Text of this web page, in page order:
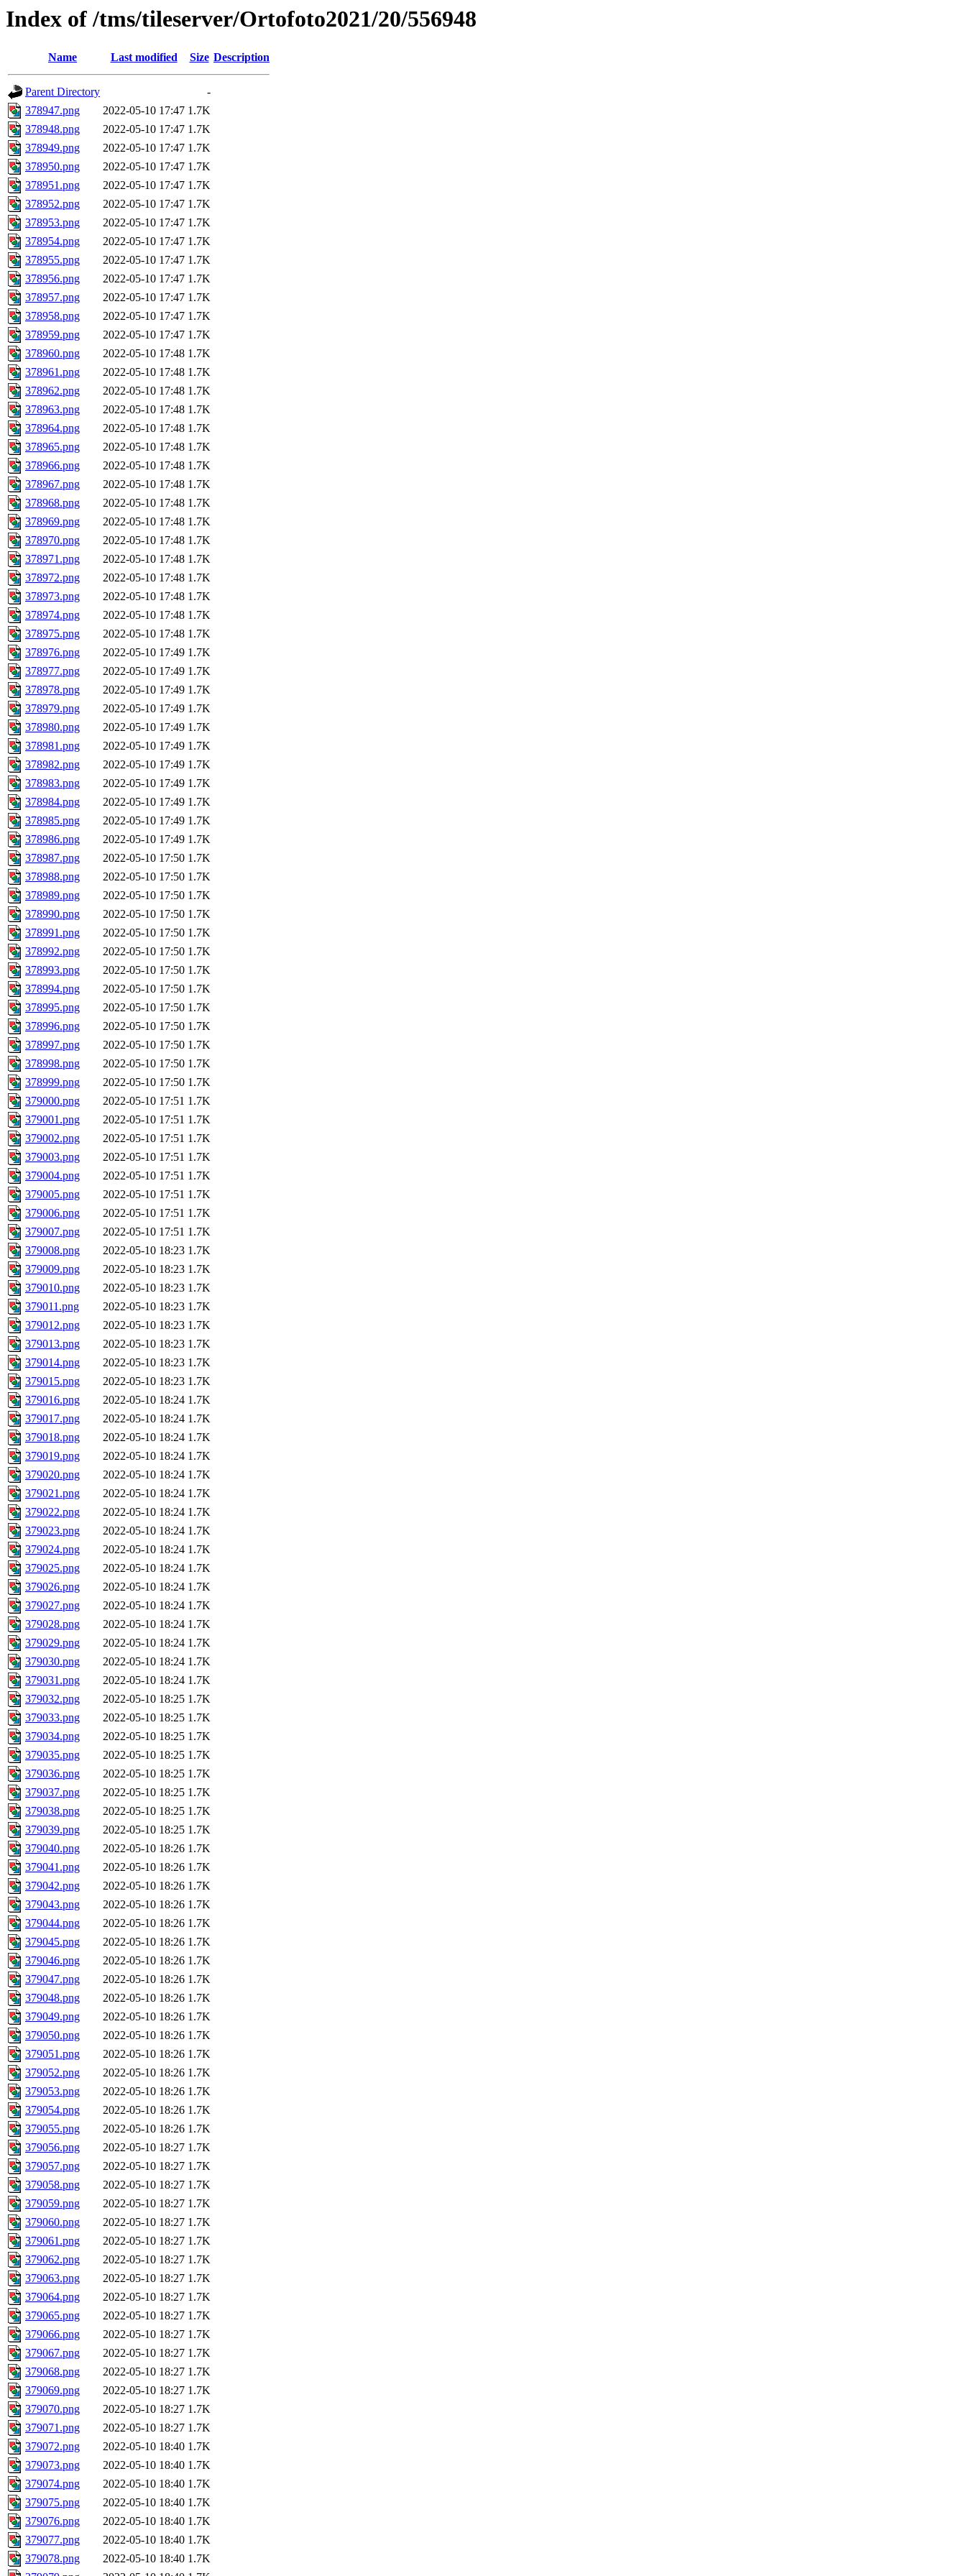
Index of /tms/tileserver/Ortofoto2021/20/556948
Name Last modified Size Description
Parent Directory
-
378947.png
2022-05-10 17:47 1.7K
378948.png
2022-05-10 17:47 1.7K
378949.png
2022-05-10 17:47 1.7K
378950.png
2022-05-10 17:47 1.7K
378951.png
2022-05-10 17:47 1.7K
378952.png
2022-05-10 17:47 1.7K
378953.png
2022-05-10 17:47 1.7K
378954.png
2022-05-10 17:47 1.7K
378955.png
2022-05-10 17:47 1.7K
378956.png
2022-05-10 17:47 1.7K
378957.png
2022-05-10 17:47 1.7K
378958.png
2022-05-10 17:47 1.7K
378959.png
2022-05-10 17:47 1.7K
378960.png
2022-05-10 17:48 1.7K
378961.png
2022-05-10 17:48 1.7K
378962.png
2022-05-10 17:48 1.7K
378963.png
2022-05-10 17:48 1.7K
378964.png
2022-05-10 17:48 1.7K
378965.png
2022-05-10 17:48 1.7K
378966.png
2022-05-10 17:48 1.7K
378967.png
2022-05-10 17:48 1.7K
378968.png
2022-05-10 17:48 1.7K
378969.png
2022-05-10 17:48 1.7K
378970.png
2022-05-10 17:48 1.7K
378971.png
2022-05-10 17:48 1.7K
378972.png
2022-05-10 17:48 1.7K
378973.png
2022-05-10 17:48 1.7K
378974.png
2022-05-10 17:48 1.7K
378975.png
2022-05-10 17:48 1.7K
378976.png
2022-05-10 17:49 1.7K
378977.png
2022-05-10 17:49 1.7K
378978.png
2022-05-10 17:49 1.7K
378979.png
2022-05-10 17:49 1.7K
378980.png
2022-05-10 17:49 1.7K
378981.png
2022-05-10 17:49 1.7K
378982.png
2022-05-10 17:49 1.7K
378983.png
2022-05-10 17:49 1.7K
378984.png
2022-05-10 17:49 1.7K
378985.png
2022-05-10 17:49 1.7K
378986.png
2022-05-10 17:49 1.7K
378987.png
2022-05-10 17:50 1.7K
378988.png
2022-05-10 17:50 1.7K
378989.png
2022-05-10 17:50 1.7K
378990.png
2022-05-10 17:50 1.7K
378991.png
2022-05-10 17:50 1.7K
378992.png
2022-05-10 17:50 1.7K
378993.png
2022-05-10 17:50 1.7K
378994.png
2022-05-10 17:50 1.7K
378995.png
2022-05-10 17:50 1.7K
378996.png
2022-05-10 17:50 1.7K
378997.png
2022-05-10 17:50 1.7K
378998.png
2022-05-10 17:50 1.7K
378999.png
2022-05-10 17:50 1.7K
379000.png
2022-05-10 17:51 1.7K
379001.png
2022-05-10 17:51 1.7K
379002.png
2022-05-10 17:51 1.7K
379003.png
2022-05-10 17:51 1.7K
379004.png
2022-05-10 17:51 1.7K
379005.png
2022-05-10 17:51 1.7K
379006.png
2022-05-10 17:51 1.7K
379007.png
2022-05-10 17:51 1.7K
379008.png
2022-05-10 18:23 1.7K
379009.png
2022-05-10 18:23 1.7K
379010.png
2022-05-10 18:23 1.7K
379011.png
2022-05-10 18:23 1.7K
379012.png
2022-05-10 18:23 1.7K
379013.png
2022-05-10 18:23 1.7K
379014.png
2022-05-10 18:23 1.7K
379015.png
2022-05-10 18:23 1.7K
379016.png
2022-05-10 18:24 1.7K
379017.png
2022-05-10 18:24 1.7K
379018.png
2022-05-10 18:24 1.7K
379019.png
2022-05-10 18:24 1.7K
379020.png
2022-05-10 18:24 1.7K
379021.png
2022-05-10 18:24 1.7K
379022.png
2022-05-10 18:24 1.7K
379023.png
2022-05-10 18:24 1.7K
379024.png
2022-05-10 18:24 1.7K
379025.png
2022-05-10 18:24 1.7K
379026.png
2022-05-10 18:24 1.7K
379027.png
2022-05-10 18:24 1.7K
379028.png
2022-05-10 18:24 1.7K
379029.png
2022-05-10 18:24 1.7K
379030.png
2022-05-10 18:24 1.7K
379031.png
2022-05-10 18:24 1.7K
379032.png
2022-05-10 18:25 1.7K
379033.png
2022-05-10 18:25 1.7K
379034.png
2022-05-10 18:25 1.7K
379035.png
2022-05-10 18:25 1.7K
379036.png
2022-05-10 18:25 1.7K
379037.png
2022-05-10 18:25 1.7K
379038.png
2022-05-10 18:25 1.7K
379039.png
2022-05-10 18:25 1.7K
379040.png
2022-05-10 18:26 1.7K
379041.png
2022-05-10 18:26 1.7K
379042.png
2022-05-10 18:26 1.7K
379043.png
2022-05-10 18:26 1.7K
379044.png
2022-05-10 18:26 1.7K
379045.png
2022-05-10 18:26 1.7K
379046.png
2022-05-10 18:26 1.7K
379047.png
2022-05-10 18:26 1.7K
379048.png
2022-05-10 18:26 1.7K
379049.png
2022-05-10 18:26 1.7K
379050.png
2022-05-10 18:26 1.7K
379051.png
2022-05-10 18:26 1.7K
379052.png
2022-05-10 18:26 1.7K
379053.png
2022-05-10 18:26 1.7K
379054.png
2022-05-10 18:26 1.7K
379055.png
2022-05-10 18:26 1.7K
379056.png
2022-05-10 18:27 1.7K
379057.png
2022-05-10 18:27 1.7K
379058.png
2022-05-10 18:27 1.7K
379059.png
2022-05-10 18:27 1.7K
379060.png
2022-05-10 18:27 1.7K
379061.png
2022-05-10 18:27 1.7K
379062.png
2022-05-10 18:27 1.7K
379063.png
2022-05-10 18:27 1.7K
379064.png
2022-05-10 18:27 1.7K
379065.png
2022-05-10 18:27 1.7K
379066.png
2022-05-10 18:27 1.7K
379067.png
2022-05-10 18:27 1.7K
379068.png
2022-05-10 18:27 1.7K
379069.png
2022-05-10 18:27 1.7K
379070.png
2022-05-10 18:27 1.7K
379071.png
2022-05-10 18:27 1.7K
379072.png
2022-05-10 18:40 1.7K
379073.png
2022-05-10 18:40 1.7K
379074.png
2022-05-10 18:40 1.7K
379075.png
2022-05-10 18:40 1.7K
379076.png
2022-05-10 18:40 1.7K
379077.png
2022-05-10 18:40 1.7K
379078.png
2022-05-10 18:40 1.7K